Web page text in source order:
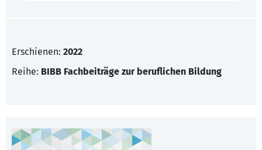
Erschienen: 2022
Reihe: BIBB Fachbeiträge zur beruflichen Bildung